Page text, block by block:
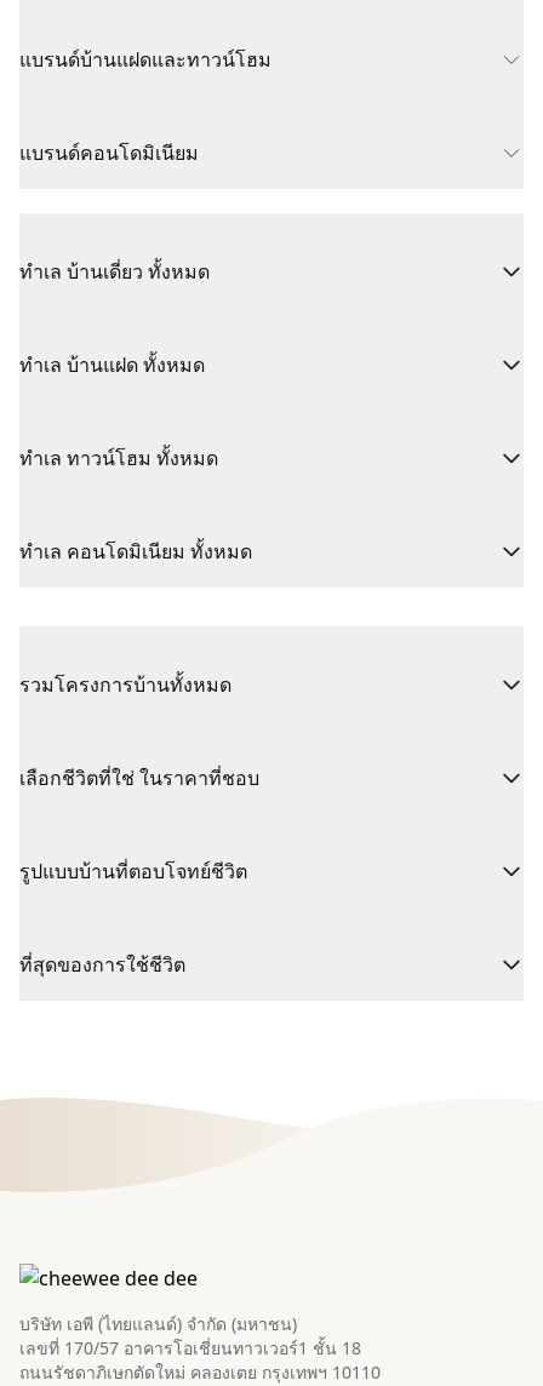
แบรนด์บ้านแฝดและทาวน์โฮม
แบรนด์คอนโดมิเนียม
ทำเล บ้านเดี่ยว ทั้งหมด
ทำเล บ้านแฝด ทั้งหมด
ทำเล ทาวน์โฮม ทั้งหมด
ทำเล คอนโดมิเนียม ทั้งหมด
รวมโครงการบ้านทั้งหมด
เลือกชีวิตที่ใช่ ในราคาที่ชอบ
รูปแบบบ้านที่ตอบโจทย์ชีวิต
ที่สุดของการใช้ชีวิต
บริษัท เอพี (ไทยแลนด์) จำกัด (มหาชน)
เลขที่ 170/57 อาคารโอเชี่ยนทาวเวอร์1 ชั้น 18
ถนนรัชดาภิเษกตัดใหม่ คลองเตย กรุงเทพฯ 10110